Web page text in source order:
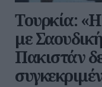
Τουρκία:
με
Πακιστάν